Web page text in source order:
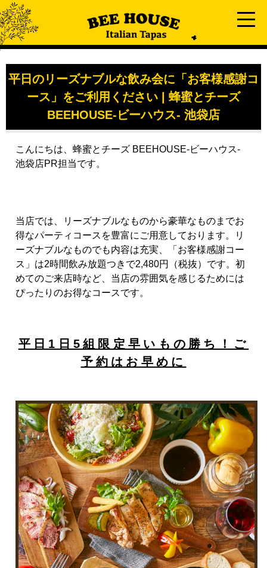
平日のリーズナブルな飲み会に「お客様感謝コ
ース」をご利用ください | 蜂蜜とチーズ
BEEHOUSE-ビーハウス- 池袋店
こんにちは、蜂蜜とチーズ BEEHOUSE-ビーハウス-
池袋店PR担当です。
当店では、リーズナブルなものから豪華なものまでお
得なパーティコースを豊富にご用意しております。リ
ーズナブルなものでも内容は充実、「お客様感謝コー
ス」は2時間飲み放題つきで2,480円（税抜）です。初
めてのご来店時など、当店の雰囲気を感じるためには
ぴったりのお得なコースです。
平日1日5組限定早いもの勝ち！ご
予約はお早めに